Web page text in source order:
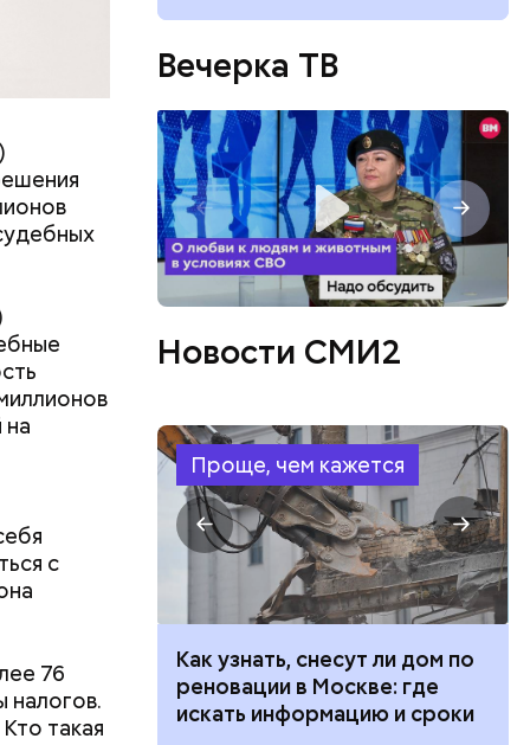
на
с
76
налогов.
Кто такая
Эти
Вечерка ТВ
Новости СМИ2
Проще, чем кажется
тысяч
при
кто может
Как узнать, снесут ли дом по
реновации в Москве: где
искать информацию и сроки